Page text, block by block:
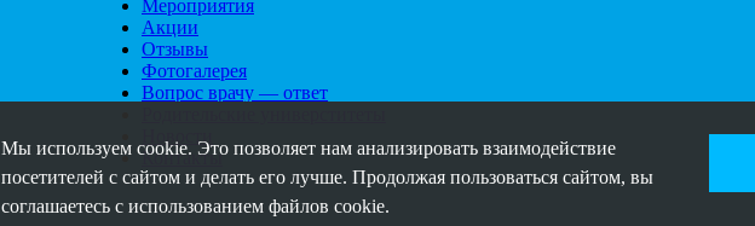
Мероприятия
Акции
Отзывы
Фотогалерея
Вопрос врачу — ответ
Контакты
Мы используем cookie. Это позволяет нам анализировать взаимодействие
посетителей с сайтом и делать его лучше. Продолжая пользоваться сайтом, вы
соглашаетесь с использованием файлов cookie.